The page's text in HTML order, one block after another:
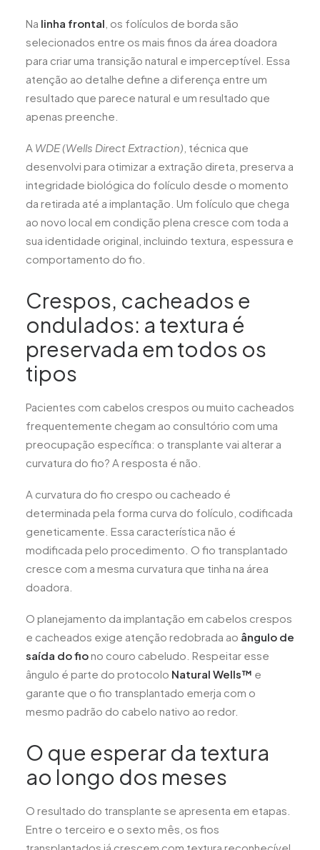
Na linha frontal , os folículos de borda são
selecionados entre os mais finos da área doadora
para criar uma transição natural e imperceptível. Essa
atenção ao detalhe define a diferença entre um
resultado que parece natural e um resultado que
apenas preenche.
A WDE (Wells Direct Extraction) , técnica que
desenvolvi para otimizar a extração direta, preserva a
integridade biológica do folículo desde o momento
da retirada até a implantação. Um folículo que chega
ao novo local em condição plena cresce com toda a
sua identidade original, incluindo textura, espessura e
comportamento do fio.
Crespos, cacheados e
ondulados: a textura é
preservada em todos os
tipos
Pacientes com cabelos crespos ou muito cacheados
frequentemente chegam ao consultório com uma
preocupação específica: o transplante vai alterar a
curvatura do fio? A resposta é não.
A curvatura do fio crespo ou cacheado é
determinada pela forma curva do folículo, codificada
geneticamente. Essa característica não é
modificada pelo procedimento. O fio transplantado
cresce com a mesma curvatura que tinha na área
doadora.
O planejamento da implantação em cabelos crespos
e cacheados exige atenção redobrada ao ângulo de
saída do fiono couro cabeludo. Respeitar esse
ângulo é parte do protocolo Natural Wells™ e
garante que o fio transplantado emerja com o
mesmo padrão do cabelo nativo ao redor.
O que esperar da textura
ao longo dos meses
O resultado do transplante se apresenta em etapas.
Entre o terceiro e o sexto mês, os fios